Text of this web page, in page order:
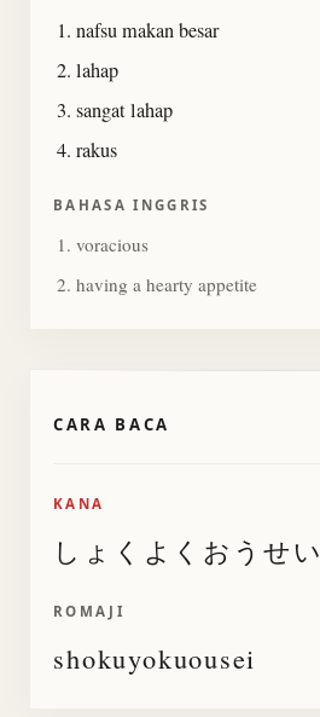
nafsu makan besar
lahap
sangat lahap
rakus
BAHASA INGGRIS
voracious
having a hearty appetite
CARA BACA
KANA
しょくよくおうせい
ROMAJI
shokuyokuousei